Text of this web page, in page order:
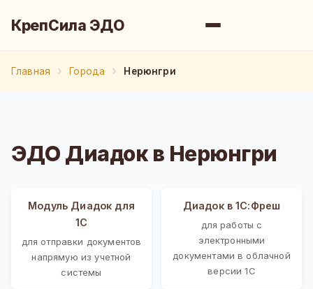
КрепСила ЭДО
Главная Города Нерюнгри
ЭДО Диадок в Нерюнгри
Модуль Диадок для
1С
для отправки документов
напрямую из учетной
системы
Диадок в 1С:Фреш
для работы с
электронными
документами в облачной
версии 1С